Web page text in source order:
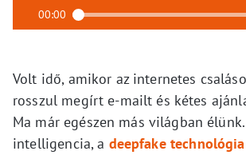
00:00
Volt idő, amikor az internetes
rosszul megírt e-mailt és kétes
Ma már egészen más világban
intelligencia, a deepfake technológia